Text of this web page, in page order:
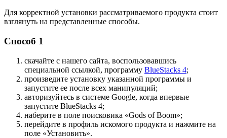
Для корректной установки рассматриваемого продукта стоит
взглянуть на представленные способы.
Способ 1
скачайте с нашего сайта, воспользовавшись
специальной ссылкой, программу BlueStacks 4;
произведите установку указанной программы и
запустите ее после всех манипуляций;
авторизуйтесь в системе Google, когда впервые
запустите BlueStacks 4;
наберите в поле поисковика «Gods of Boom»;
перейдите в профиль искомого продукта и нажмите на
поле «Установить».